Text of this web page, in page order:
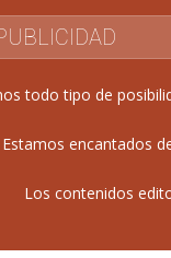
todo tipo de
Estamos encantados
Los contenidos